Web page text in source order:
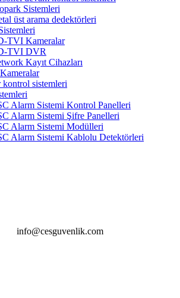
Sistemleri
üst arama dedektörleri
TVI Kameralar
TVI DVR
Kayıt Cihazları
sistemleri
Alarm Sistemi Kontrol Panelleri
Alarm Sistemi Şifre Panelleri
Alarm Sistemi Modülleri
Alarm Sistemi Kablolu Detektörleri
info@cesguvenlik.com